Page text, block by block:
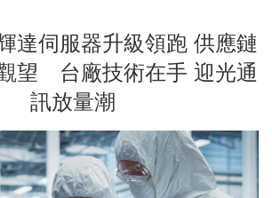
達伺服器升級領跑 供應鏈
望 台廠技術在手 迎光通
訊放量潮